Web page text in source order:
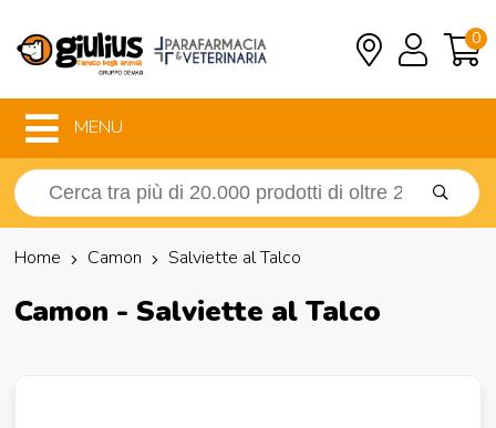
0
MENU
Home Camon Salviette al Talco
Camon - Salviette al Talco